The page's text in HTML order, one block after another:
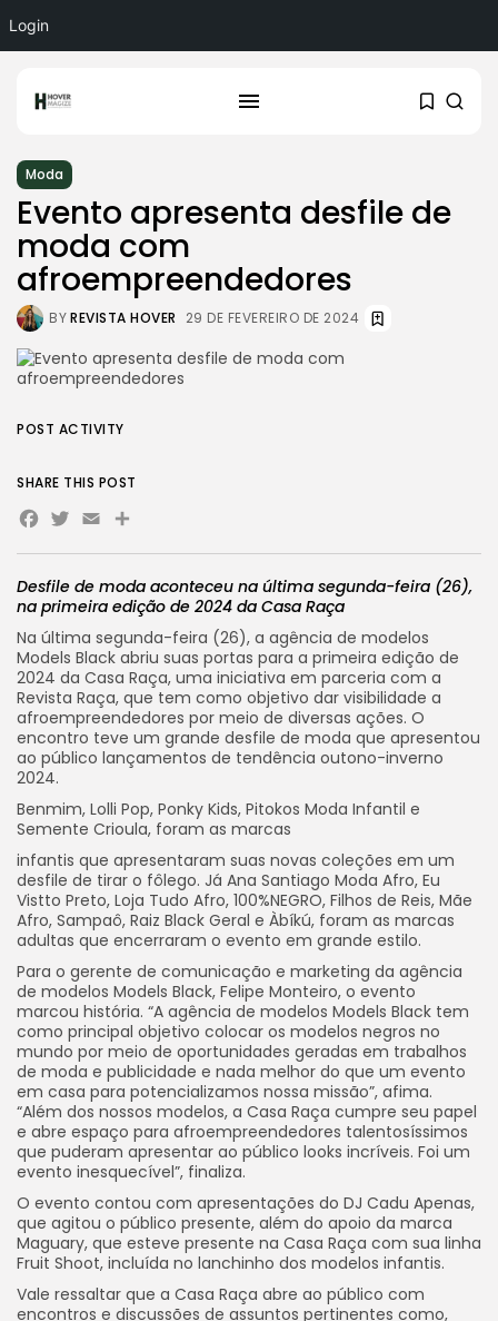
Login
Moda
Evento apresenta desfile de
moda com
afroempreendedores
BYREVISTA HOVER 29 DE FEVEREIRO DE 2024
Desfile de moda aconteceu na última segunda-feira (26),
na primeira edição de 2024 da Casa Raça
Na última segunda-feira (26), a agência de modelos
Models Black abriu suas portas para a primeira edição de
2024 da Casa Raça, uma iniciativa em parceria com a
Revista Raça, que tem como objetivo dar visibilidade a
afroempreendedores por meio de diversas ações. O
encontro teve um grande desfile de moda que apresentou
ao público lançamentos de tendência outono-inverno
2024.
Benmim, Lolli Pop, Ponky Kids, Pitokos Moda Infantil e
Semente Crioula, foram as marcas
infantis que apresentaram suas novas coleções em um
desfile de tirar o fôlego. Já Ana Santiago Moda Afro, Eu
Vistto Preto, Loja Tudo Afro, 100%NEGRO, Filhos de Reis, Mãe
Afro, Sampaô, Raiz Black Geral e Àbíkú, foram as marcas
adultas que encerraram o evento em grande estilo.
Para o gerente de comunicação e marketing da agência
de modelos Models Black, Felipe Monteiro, o evento
marcou história. “A agência de modelos Models Black tem
como principal objetivo colocar os modelos negros no
mundo por meio de oportunidades geradas em trabalhos
de moda e publicidade e nada melhor do que um evento
em casa para potencializamos nossa missão”, afima.
“Além dos nossos modelos, a Casa Raça cumpre seu papel
e abre espaço para afroempreendedores talentosíssimos
que puderam apresentar ao público looks incríveis. Foi um
evento inesquecível”, finaliza.
O evento contou com apresentações do DJ Cadu Apenas,
que agitou o público presente, além do apoio da marca
Maguary, que esteve presente na Casa Raça com sua linha
Fruit Shoot, incluída no lanchinho dos modelos infantis.
Vale ressaltar que a Casa Raça abre ao público com
encontros e discussões de assuntos pertinentes como,
POST ACTIVITY
SHARE THIS POST
Facebook
Twitter
EmailShare